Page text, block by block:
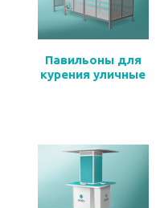
Павильоны для
курения уличные